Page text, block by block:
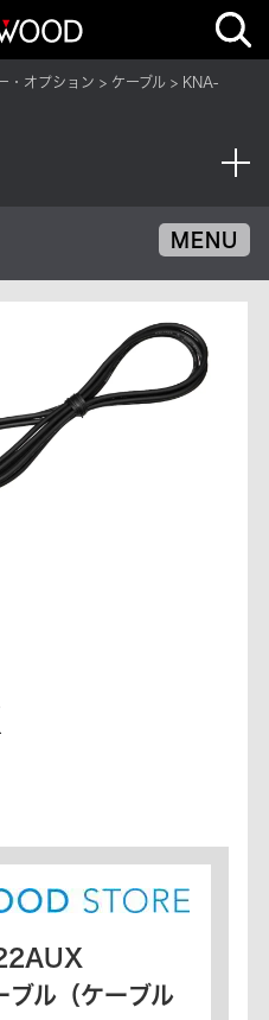
・オプション ケーブル
KNA-
MENU
ブル（ケーブル